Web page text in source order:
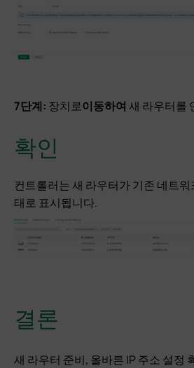
7단계: 장치로이동하여 새 라우터를
확인
컨트롤러는 새 라우터가 기존 네트
태로 표시됩니다.
결론
새 라우터 준비, 올바른 IP 주소 설정